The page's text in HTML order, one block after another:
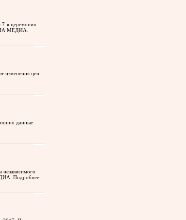
7-я церемония
МЕДИА.
изменения цен
данные
независимого
Подробнее